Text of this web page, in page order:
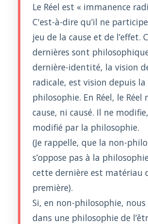
Le Réel est « immanence
C'est-à-dire qu’il ne
jeu de la cause et de l’effet.
dernières sont
dernière-identité, la vision
radicale, est vision depuis la
philosophie. En Réel, le Réel
cause, ni causé. Il ne
modifié par la philosophie.
(Je rappelle, que la non-
s’oppose pas à la
cette dernière est matériau
première).
Si, en non-philosophie,
dans une philosophie de